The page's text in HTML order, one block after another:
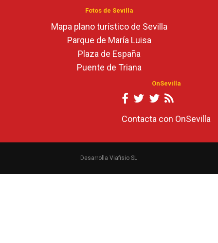
Fotos de Sevilla
Mapa plano turístico de Sevilla
Parque de María Luisa
Plaza de España
Puente de Triana
OnSevilla
Contacta con OnSevilla
Desarrolla Viafisio SL